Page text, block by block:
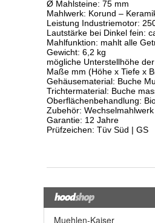
Muehlen-Kaiser